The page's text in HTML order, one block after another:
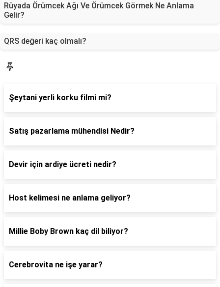
Rüyada Örümcek Ağı Ve Örümcek Görmek Ne Anlama
Gelir?
QRS değeri kaç olmalı?
Şeytani yerli korku filmi mi?
Satış pazarlama mühendisi Nedir?
Devir için ardiye ücreti nedir?
Host kelimesi ne anlama geliyor?
Millie Boby Brown kaç dil biliyor?
Cerebrovita ne işe yarar?